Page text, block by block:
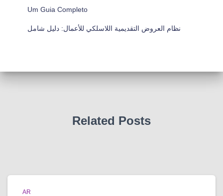
Um Guia Completo
نظام العروض التقديمية اللاسلكي للأعمال: دليل شامل
Related Posts
AR